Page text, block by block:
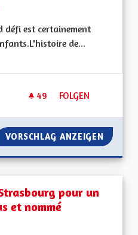
défi est certainement
de...
49 49 FOLLOWER
FOLGEN
BILINGUISME, VITE !
VORSCHLAG ANZEIGEN
pour un
et nommé